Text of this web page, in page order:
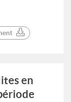
en